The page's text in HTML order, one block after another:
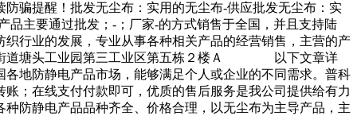
骗提醒！批发无尘布：实用的无尘布-供应批发无尘布：实
要通过批发；-；厂家-的方式销售于全国，并且支持陆
业的发展，专业从事各种相关产品的经营销售，主营的产
岩街道塘头工业园第三工业区第五栋２楼Ａ 以下文章详
防静电产品市场，能够满足个人或企业的不同需求。普科
；在线支付付款即可，优质的售后服务是我公司提供给有力
静电产品品种齐全、价格合理，以无尘布为主导产品，主